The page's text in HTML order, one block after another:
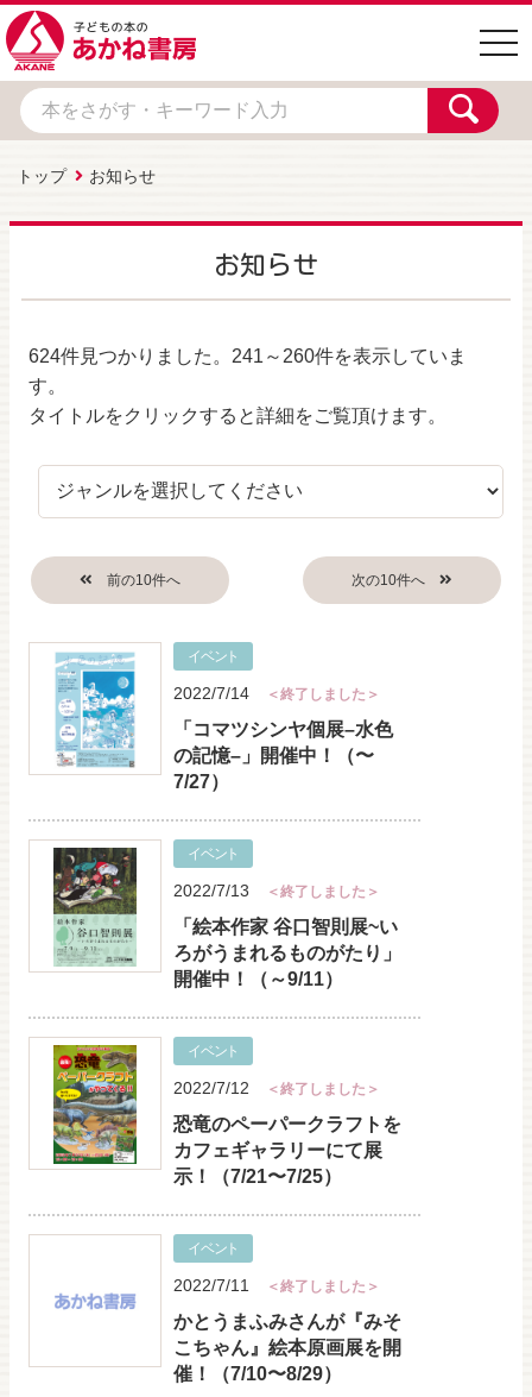
トップ お知らせ
お知らせ
624件見つかりました。 241～260件を表示していま
す。
タイトルをクリックすると詳細をご覧頂けます。
イベント
2022/7/14 ＜終了しました＞
「コマツシンヤ個展–水色
の記憶–」開催中！（〜
7/27）
イベント
2022/7/13 ＜終了しました＞
「絵本作家 谷口智則展~い
ろがうまれるものがたり」
開催中！（～9/11）
イベント
2022/7/12 ＜終了しました＞
恐竜のペーパークラフトを
カフェギャラリーにて展
示！（7/21〜7/25）
イベント
2022/7/11 ＜終了しました＞
かとうまふみさんが『みそ
こちゃん』絵本原画展を開
催！（7/10〜8/29）